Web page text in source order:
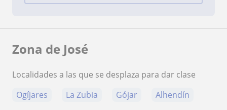
Zona de José
Localidades a las que se desplaza para dar clase
Ogíjares
La Zubia Gójar Alhendín